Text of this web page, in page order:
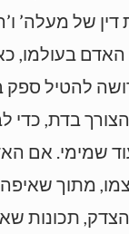
דין של מעלה’
בעולמו,
להטיל ספק
בדת, כדי
שמימי. אם
מתוך
תכונות